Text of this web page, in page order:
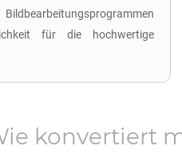
für die hochwertige
konvertiert